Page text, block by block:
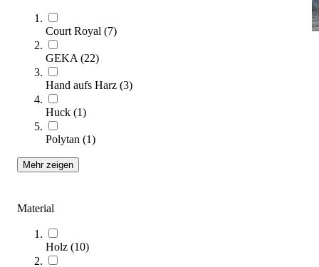
Court Royal (7)
GEKA (22)
Hand aufs Harz (3)
Huck (1)
Polytan (1)
Mehr zeigen
Material
Holz (10)
Hausmeisterbedarf
1-32von 75)
Dieser Kaufratgeber bietet Ihnen praxisnahe Unterstützung bei
der Auswahl von wichtigem Hausmeisterbedarf für Ihre
Anlagenausstattung.
Zum Ratgeber
Sie lesen gerade Seite
Seite 2
Seite